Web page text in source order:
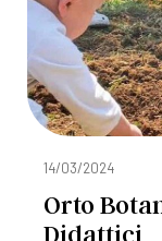
14/03/2024
Orto
Didattici